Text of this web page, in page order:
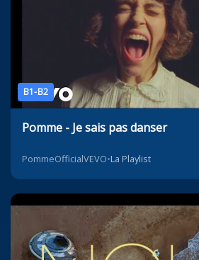
B1-B2
Pomme - Je sais pas danser
PommeOfficialVEVO•La Playlist